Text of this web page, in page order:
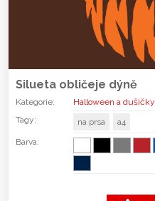
Silueta obličeje dýně
Kategorie:
Halloween a dušičky
Tagy:
na prsa
a4
Barva: